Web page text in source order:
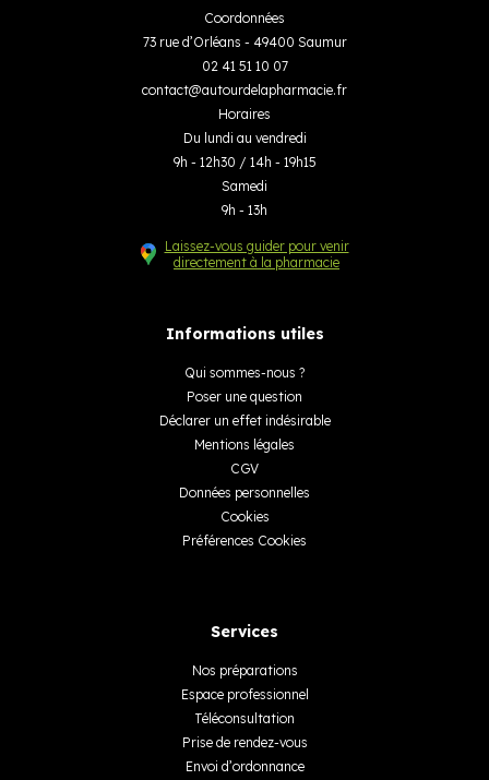
Coordonnées
73 rue d’Orléans - 49400 Saumur
02 41 51 10 07
contact@autourdelapharmacie.fr
Horaires
Du lundi au vendredi
9h - 12h30 / 14h - 19h15
Samedi
9h - 13h
Laissez-vous guider pour venir
directement à la pharmacie
Informations utiles
Qui sommes-nous ?
Poser une question
Déclarer un effet indésirable
Mentions légales
CGV
Données personnelles
Cookies
Préférences Cookies
Services
Nos préparations
Espace professionnel
Téléconsultation
Prise de rendez-vous
Envoi d’ordonnance